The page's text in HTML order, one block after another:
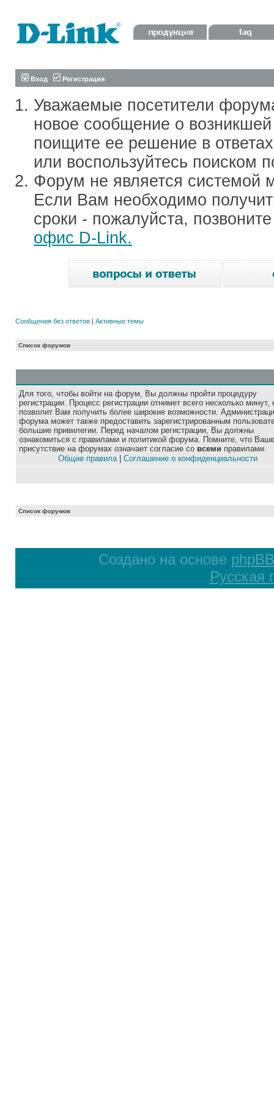
Вход Регистрация
Уважаемые посетители
новое сообщение о
поищите ее решение в
или воспользуйтесь поиском
Форум не является системой
Если Вам необходимо
сроки - пожалуйста,
офис D-Link.
Сообщения без ответов | Активные темы
Список форумов
Для того, чтобы войти на форум, Вы должны пройти процедуру
регистрации. Процесс регистрации отнимет всего несколько минут,
позволит Вам получить более широкие возможности.
форума может также предоставить зарегистрированным
большие привилегии. Перед началом регистрации, Вы должны
ознакомиться с правилами и политикой форума. Помните, что Ваше
присутствие на форумах означает согласие со всеми правилами.
Общие правила| Соглашение о конфиденциальности
Список форумов
Создано на основе phpBB
Русская